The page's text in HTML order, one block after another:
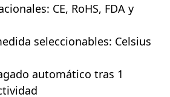
CE, RoHS, FDA y
seleccionables: Celsius
automático tras 1